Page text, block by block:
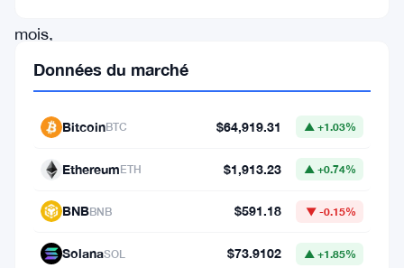
mois,
marché
monnaies
une
Données du marché
BitcoinBTC $64,919.31 ▲ +1.03%
EthereumETH $1,913.23 ▲ +0.74%
BNBBNB $591.18 ▼ -0.15%
SolanaSOL $73.9102 ▲ +1.85%